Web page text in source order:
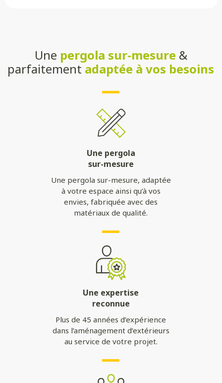
Une pergola sur-mesure &
parfaitement adaptée à vos besoins
Une pergola
sur-mesure
Une pergola sur-mesure, adaptée
à votre espace ainsi qu’à vos
envies, fabriquée avec des
matériaux de qualité.
Une expertise
reconnue
Plus de 45 années d’expérience
dans l’aménagement d’extérieurs
au service de votre projet.